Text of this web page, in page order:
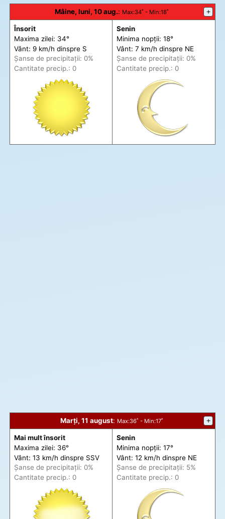
Mâine, luni, 10 aug.: Max:34˚ - Min:18˚ +
Însorit
Maxima zilei: 34°
Vânt: 9 km/h dinspre S
Șanse de precipitații: 0%
Cantitate precip.: 0
Senin
Minima nopții: 18°
Vânt: 7 km/h dinspre NE
Șanse de precipitații: 0%
Cantitate precip.: 0
Marți, 11 august: Max:36˚ - Min:17˚ +
Mai mult însorit
Maxima zilei: 36°
Vânt: 13 km/h dinspre SSV
Șanse de precipitații: 0%
Cantitate precip.: 0
Senin
Minima nopții: 17°
Vânt: 12 km/h dinspre NE
Șanse de precipitații: 5%
Cantitate precip.: 0